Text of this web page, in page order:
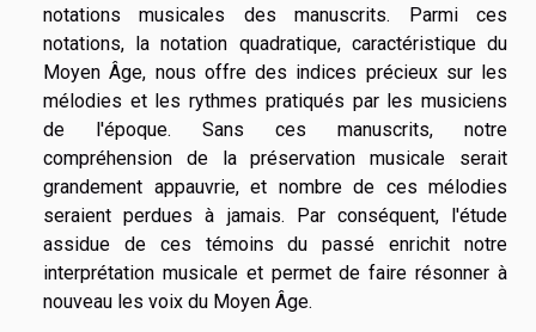
notations musicales des manuscrits. Parmi ces
notations, la notation quadratique, caractéristique du
Moyen Âge, nous offre des indices précieux sur les
mélodies et les rythmes pratiqués par les musiciens
de l'époque. Sans ces manuscrits, notre
compréhension de la préservation musicale serait
grandement appauvrie, et nombre de ces mélodies
seraient perdues à jamais. Par conséquent, l'étude
assidue de ces témoins du passé enrichit notre
interprétation musicale et permet de faire résonner à
nouveau les voix du Moyen Âge.